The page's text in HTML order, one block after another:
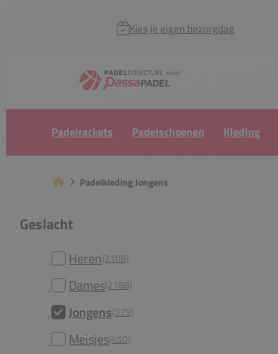
Kies je eigen bezorgdag
Padelrackets Padelschoenen Kleding
Padelkleding Jongens
Geslacht
Heren(2108)
Dames(2188)
Jongens(379)
Meisjes(450)